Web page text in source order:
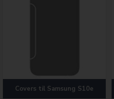
Covers til Samsung S10e